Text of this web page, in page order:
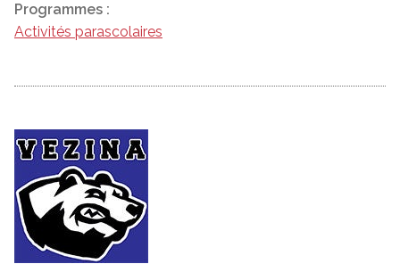
Programmes :
Activités parascolaires